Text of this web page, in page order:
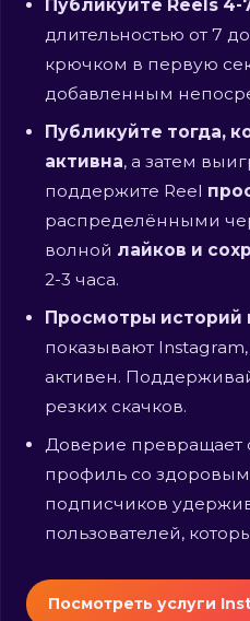
Публикуйте Reels
длительностью от 7
крючком в первую
добавленным
Публикуйте тогда,
активна, а затем
поддержите Reel
распределёнными
волной лайков и
2-3 часа.
Просмотры
показывают
активен.
резких скачков.
Доверие превращает
профиль со
подписчиков
пользователей,
Посмотреть услуги